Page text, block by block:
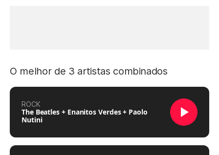
O melhor de 3 artistas combinados
ROCK
The Beatles + Enanitos Verdes + Paolo
Nutini